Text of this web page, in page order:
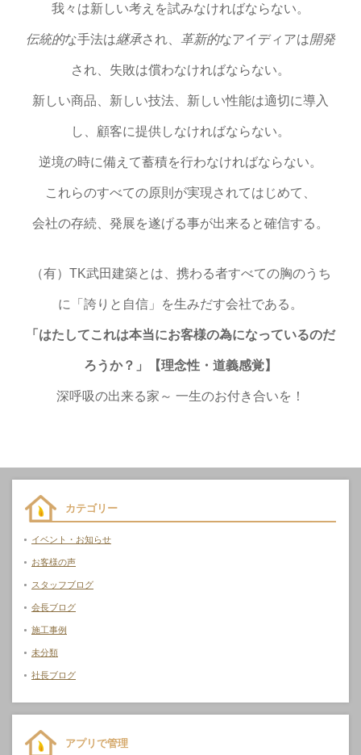
我々は新しい考えを試みなければならない。
伝統的な手法は継承され、 革新的なアイディアは開発
され、失敗は償わなければならない。
新しい商品、新しい技法、新しい性能は適切に導入
し、顧客に提供しなければならない。
逆境の時に備えて蓄積を行わなければならない。
これらのすべての原則が実現されてはじめて、
会社の存続、発展を遂げる事が出来ると確信する。
（有）TK武田建築とは、携わる者すべての胸のうち
に「誇りと自信」を生みだす会社である。
「はたしてこれは本当にお客様の為になっているのだ
ろうか？」【理念性・道義感覚】
深呼吸の出来る家～ 一生のお付き合いを！
カテゴリー
イベント・お知らせ
お客様の声
スタッフブログ
会長ブログ
施工事例
未分類
社長ブログ
アプリで管理